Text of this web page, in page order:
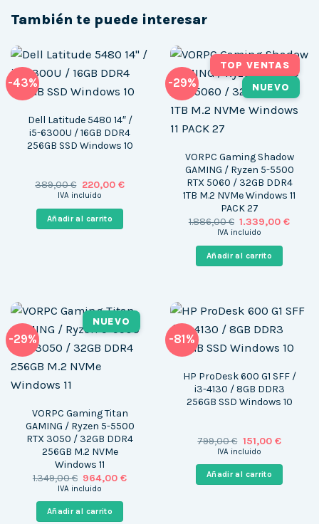
También te puede interesar
-43%
Dell Latitude 5480 14″ /
i5-6300U / 16GB DDR4
256GB SSD Windows 10
389,00€ El
precio
era:
389,00 €.
220,00 €El
IVA incluido
Añadir al carrito
-29%
TOP VENTAS
NUEVO
VORPC Gaming Shadow
GAMING / Ryzen 5-5500
RTX 5060 / 32GB DDR4
1TB M.2 NVMe Windows 11
PACK 27
1.886,00€ El
precio
era:
1.886,00 €.
1.339,00€El
IVA incluido
Añadir al carrito
-29%
NUEVO
VORPC Gaming Titan
GAMING / Ryzen 5-5500
RTX 3050 / 32GB DDR4
256GB M.2 NVMe
Windows 11
1.349,00€ El
precio
era:
1.349,00 €.
964,00€El
IVA incluido
Añadir al carrito
-81%
HP ProDesk 600 G1 SFF /
i3-4130 / 8GB DDR3
256GB SSD Windows 10
799,00€ El
precio
era:
799,00 €.
151,00 €El
es:
151,00 €.
IVA incluido
Añadir al carrito